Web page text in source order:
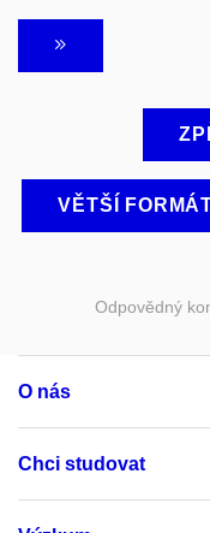
VĚTŠÍ
Odpovědný
O nás
Chci studovat